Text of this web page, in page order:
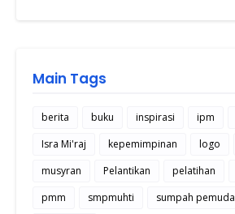
Main Tags
berita buku inspirasi ipm
Isra Mi'raj
kepemimpinan logo
musyran
Pelantikan pelatihan
pmm
smpmuhti sumpah pemuda